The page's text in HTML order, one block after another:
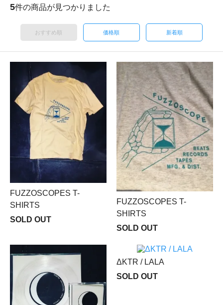
5件の商品が見つかりました
おすすめ順 価格順 新着順
FUZZOSCOPES T-
SHIRTS
SOLD OUT
FUZZOSCOPES T-
SHIRTS
SOLD OUT
ΔKTR / LALA
SOLD OUT